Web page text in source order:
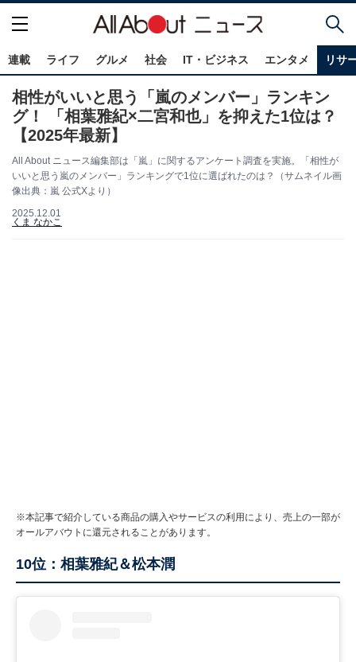
連載 ライフ グルメ 社会 IT・ビジネス エンタメ リサ
相性がいいと思う「嵐のメンバー」ランキン
グ！ 「相葉雅紀×二宮和也」を抑えた1位は？
【2025年最新】
All About ニュース編集部は「嵐」に関するアンケート調査を実施。「相性が
いいと思う嵐のメンバー」ランキングで1位に選ばれたのは？（サムネイル画
像出典：嵐 公式Xより）
2025.12.01
くま なかこ
※本記事で紹介している商品の購入やサービスの利用により、売上の一部が
オールアバウトに還元されることがあります。
10位：相葉雅紀＆松本潤